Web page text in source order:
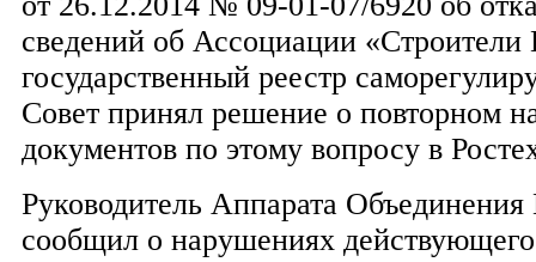
сведений об Ассоциации
государственный реестр
Совет принял решение о повторном
документов по этому вопросу в
Руководитель Аппарата
сообщил о нарушениях действующего